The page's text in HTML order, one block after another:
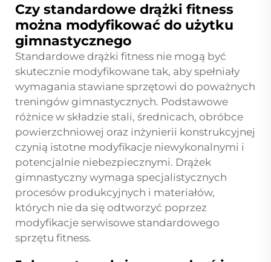
Czy standardowe drążki fitness
można modyfikować do użytku
gimnastycznego
Standardowe drążki fitness nie mogą być
skutecznie modyfikowane tak, aby spełniały
wymagania stawiane sprzętowi do poważnych
treningów gimnastycznych. Podstawowe
różnice w składzie stali, średnicach, obróbce
powierzchniowej oraz inżynierii konstrukcyjnej
czynią istotne modyfikacje niewykonalnymi i
potencjalnie niebezpiecznymi. Drążek
gimnastyczny wymaga specjalistycznych
procesów produkcyjnych i materiałów,
których nie da się odtworzyć poprzez
modyfikacje serwisowe standardowego
sprzętu fitness.